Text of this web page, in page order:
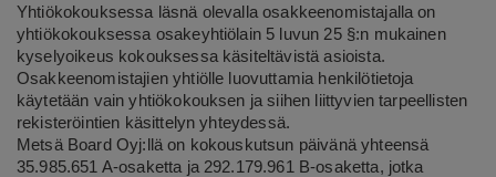
Yhtiökokouksessa läsnä olevalla osakkeenomistajalla on
yhtiökokouksessa osakeyhtiölain 5 luvun 25 §:n mukainen
kyselyoikeus kokouksessa käsiteltävistä asioista.
Osakkeenomistajien yhtiölle luovuttamia henkilötietoja
käytetään vain yhtiökokouksen ja siihen liittyvien tarpeellisten
rekisteröintien käsittelyn yhteydessä.
Metsä Board Oyj:llä on kokouskutsun päivänä yhteensä
35.985.651 A-osaketta ja 292.179.961 B-osaketta, jotka